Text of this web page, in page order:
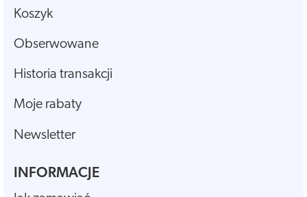
Koszyk
Obserwowane
Historia transakcji
Moje rabaty
Newsletter
INFORMACJE